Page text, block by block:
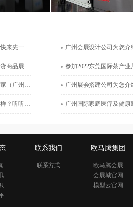
限公司 固德威技术股
展览面积：
工程时间：
睹为快吧 广州会展设计公司为您介绍第十六届中国（珠海）
会搭建商 参加2022东莞国际茶产业展理由,广州
房车展览会 广州展会搭建公司为您介绍2022广州国际营养品健康
计公司怎么说 广州国际家庭医疗及健康睡眠系统展览会展会
联系我们
联系方式
欧马腾集团
欧马腾会展
会展城官网
模型云官网